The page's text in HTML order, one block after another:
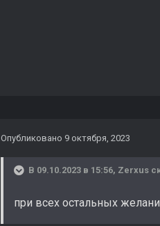
Опубликовано 9 октября, 2023
В 09.10.2023 в 15:56, Zerxus
при всех остальных